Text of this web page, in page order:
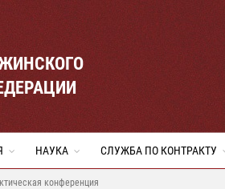
НАУКА СЛУЖБА ПО КОНТРАКТУ
конференция